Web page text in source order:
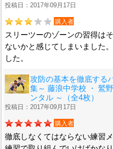
投稿日：2017年09月17日
購入者
スリーツーのゾーンの習得は
ないかと感じてしまいました
した。
攻防の基本を徹底する
集～ 藤浪中学校 ・ 鷲
ンタル ～（全4枚）
投稿日：2017年09月17日
購入者
徹底しなくてはならない練習